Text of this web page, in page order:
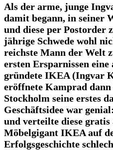
Als der arme, junge
damit begann, in seiner
und diese per Postorder
jährige Schwede wohl
reichste Mann der Welt
ersten Ersparnissen
gründete IKEA (Ingvar
eröffnete Kamprad
Stockholm seine erstes
Geschäftsidee war
und verteilte diese
Möbelgigant IKEA auf
Erfolgsgeschichte